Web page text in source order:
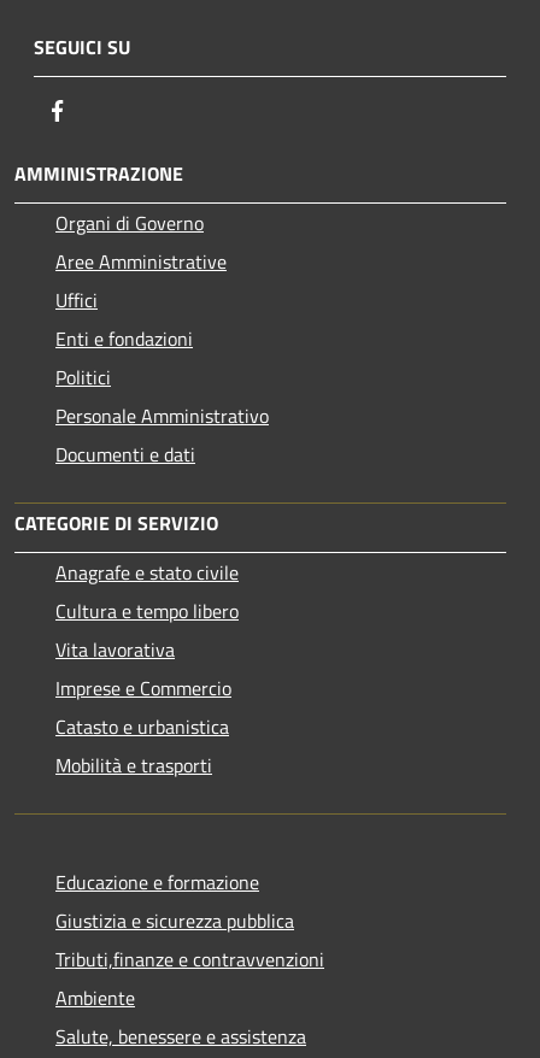
SEGUICI SU
AMMINISTRAZIONE
Organi di Governo
Aree Amministrative
Uffici
Enti e fondazioni
Politici
Personale Amministrativo
Documenti e dati
CATEGORIE DI SERVIZIO
Anagrafe e stato civile
Cultura e tempo libero
Vita lavorativa
Imprese e Commercio
Catasto e urbanistica
Mobilità e trasporti
Educazione e formazione
Giustizia e sicurezza pubblica
Tributi,finanze e contravvenzioni
Ambiente
Salute, benessere e assistenza